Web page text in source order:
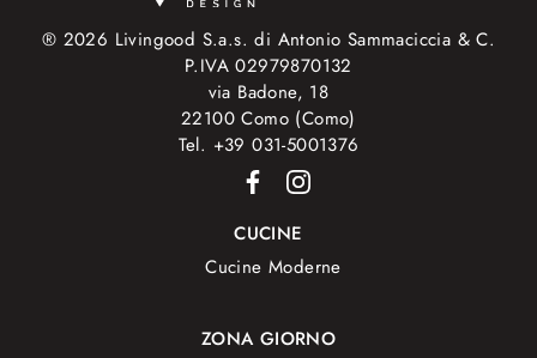
® 2026 Livingood S.a.s. di Antonio Sammaciccia & C.
P.IVA 02979870132
via Badone, 18
22100 Como (Como)
Tel. +39 031-5001376
CUCINE
Cucine Moderne
ZONA GIORNO